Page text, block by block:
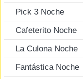
Pick 3 Noche
Cafeterito Noche
La Culona Noche
Fantástica Noche